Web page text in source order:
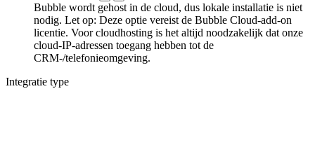
Bubble wordt gehost in de cloud, dus lokale installatie is niet
nodig. Let op: Deze optie vereist de Bubble Cloud-add-on
licentie. Voor cloudhosting is het altijd noodzakelijk dat onze
cloud-IP-adressen toegang hebben tot de
CRM-/telefonieomgeving.
Integratie type